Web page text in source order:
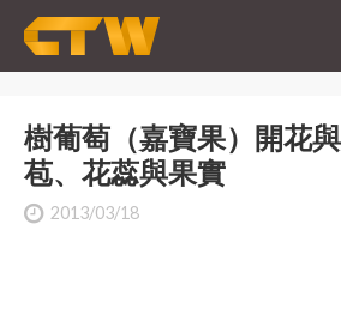
樹葡萄（嘉寶果）開花
苞、花蕊與果實
2013/03/18